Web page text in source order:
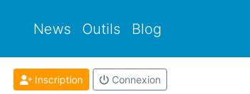
News Outils Blog
Inscription Connexion